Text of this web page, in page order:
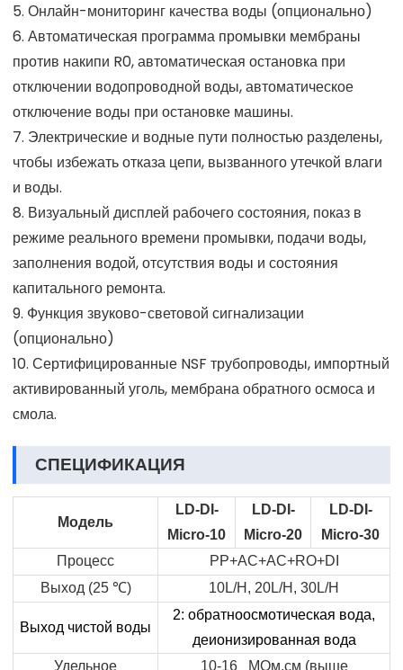
5. Онлайн-мониторинг качества воды (опционально)
6. Автоматическая программа промывки мембраны
против накипи R0, автоматическая остановка при
отключении водопроводной воды, автоматическое
отключение воды при остановке машины.
7. Электрические и водные пути полностью разделены,
чтобы избежать отказа цепи, вызванного утечкой влаги
и воды.
8. Визуальный дисплей рабочего состояния, показ в
режиме реального времени промывки, подачи воды,
заполнения водой, отсутствия воды и состояния
капитального ремонта.
9. Функция звуково-световой сигнализации
(опционально)
10. Сертифицированные NSF трубопроводы, импортный
активированный уголь, мембрана обратного осмоса и
смола.
СПЕЦИФИКАЦИЯ
Модель
LD-DI-
Micro-10
LD-DI-
Micro-20
LD-DI-
Micro-30
Процесс
PP+AC+AC+RO+DI
Выход (25 ℃) 10L/H, 20L/H, 30L/H
Выход чистой воды
2: обратноосмотическая вода,
деионизированная вода
Удельное
10-16 МОм.см (выше